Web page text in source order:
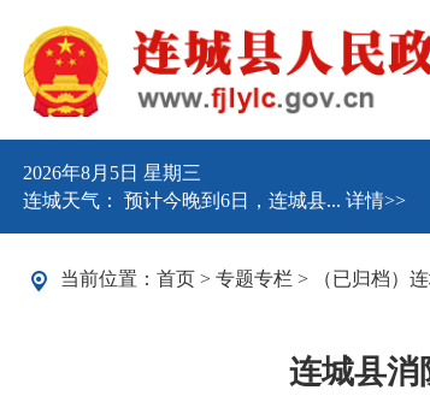
2026年8月5日 星期三
连城天气： 预计今晚到6日，连城县...详情>>
当前位置： 首页 > 专题专栏 > （已归档）
连城县消